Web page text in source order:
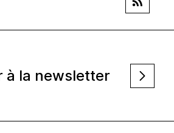
à la newsletter